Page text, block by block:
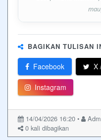
BAGIKAN TULISAN
Facebook X
Instagram
14/04/2026 16:20 •
0 kali dibagikan